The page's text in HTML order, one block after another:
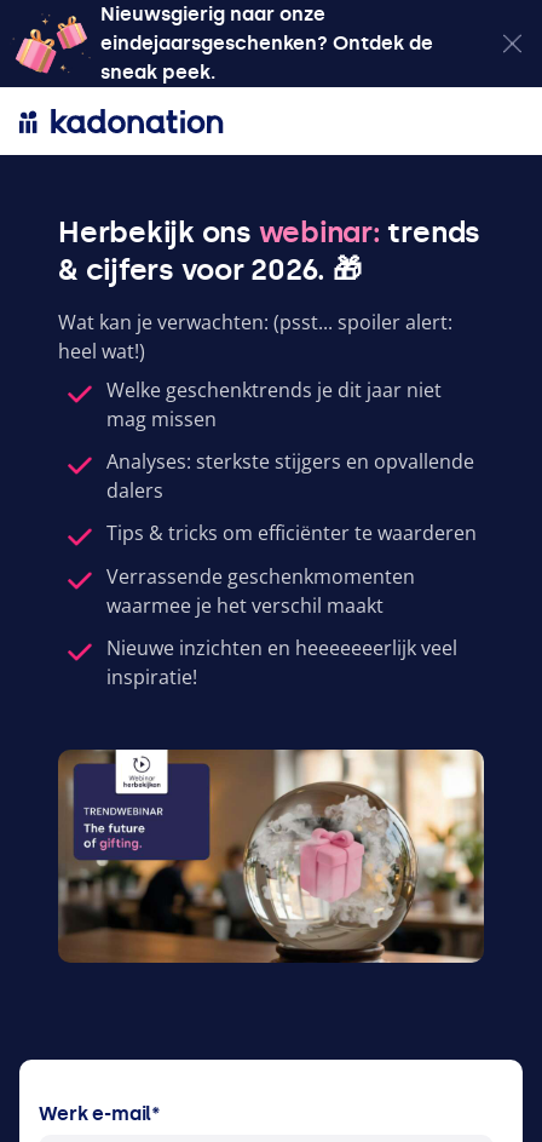
Nieuwsgierig naar onze
eindejaarsgeschenken? Ontdek de
sneak peek.
Herbekijk ons webinar: trends
& cijfers voor 2026. 🎁
Wat kan je verwachten: (psst... spoiler alert:
heel wat!)
Welke geschenktrends je dit jaar niet
mag missen
Analyses: sterkste stijgers en opvallende
dalers
Tips & tricks om efficiënter te waarderen
Verrassende geschenkmomenten
waarmee je het verschil maakt
Nieuwe inzichten en heeeeeeerlijk veel
inspiratie!
Werk e-mail*